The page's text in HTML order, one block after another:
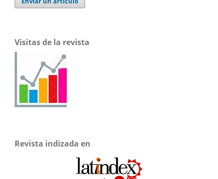
Visitas de la revista
Revista indizada en